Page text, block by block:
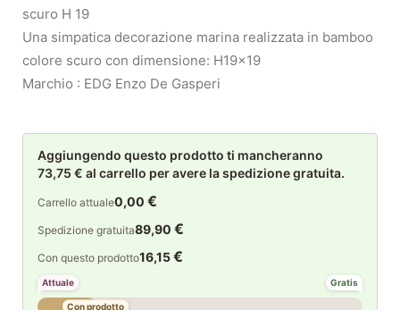
scuro H 19
Una simpatica decorazione marina realizzata in bamboo
colore scuro con dimensione: H19x19
Marchio : EDG Enzo De Gasperi
Aggiungendo questo prodotto ti mancheranno
73,75 € al carrello per avere la spedizione gratuita.
Carrello attuale0,00 €
Spedizione gratuita89,90 €
Con questo prodotto16,15€
Attuale Gratis
Con prodotto